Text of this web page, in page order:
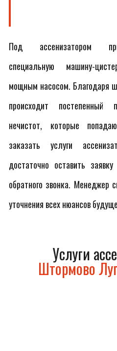
Под ассенизатором
специальную машину-
мощным насосом. Благодаря
происходит постепенный
нечистот, которые
заказать услуги
достаточно оставить
обратного звонка. Менеджер
уточнения всех нюансов
Услуги
Штормово